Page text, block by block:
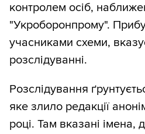
контролем осіб,
"Укроборонпрому".
учасниками схеми,
розслідуванні.
Розслідування
яке злило редакції
році. Там вказані імена,